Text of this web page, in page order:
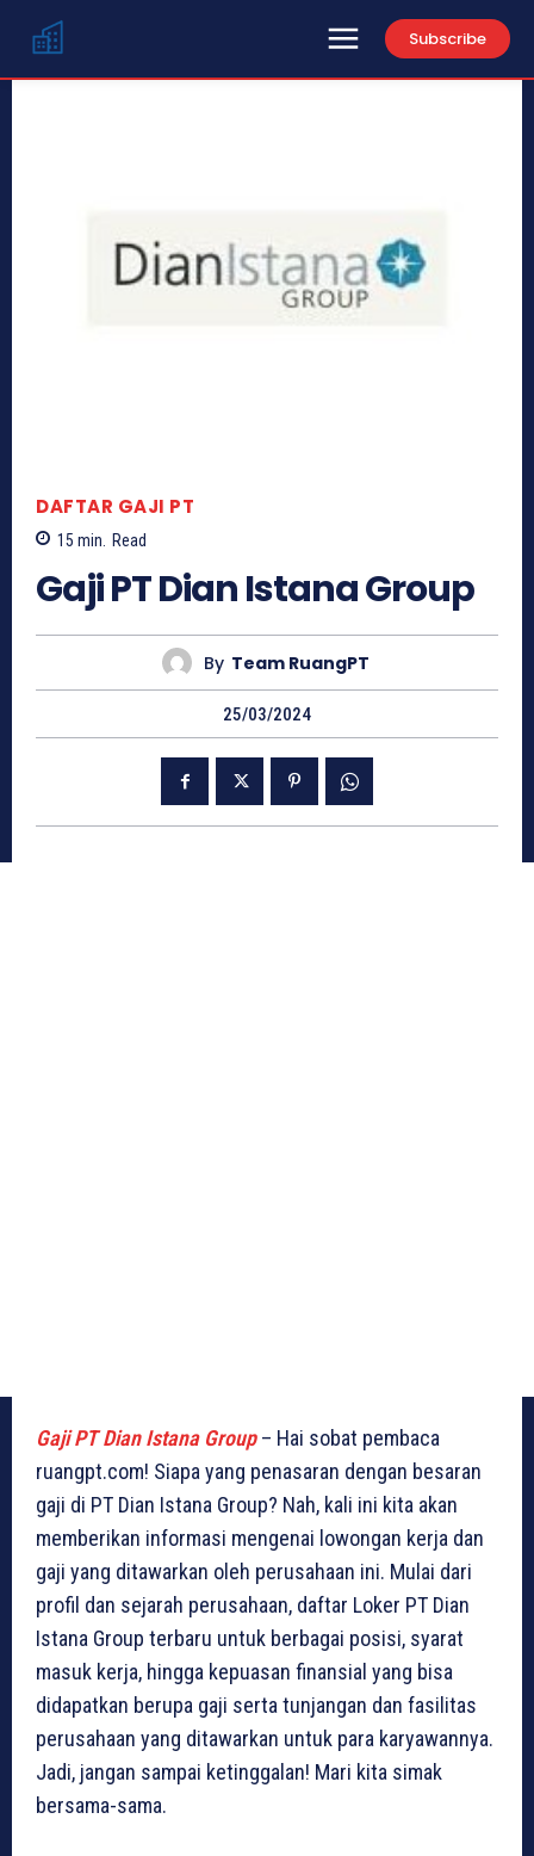
Subscribe
DAFTAR GAJI PT
15 min. Read
Gaji PT Dian Istana Group
By Team RuangPT
25/03/2024
Gaji PT Dian Istana Group– Hai sobat pembaca
ruangpt.com! Siapa yang penasaran dengan besaran
gaji di PT Dian Istana Group? Nah, kali ini kita akan
memberikan informasi mengenai lowongan kerja dan
gaji yang ditawarkan oleh perusahaan ini. Mulai dari
profil dan sejarah perusahaan, daftar Loker PT Dian
Istana Group terbaru untuk berbagai posisi, syarat
masuk kerja, hingga kepuasan finansial yang bisa
didapatkan berupa gaji serta tunjangan dan fasilitas
perusahaan yang ditawarkan untuk para karyawannya.
Jadi, jangan sampai ketinggalan! Mari kita simak
bersama-sama.